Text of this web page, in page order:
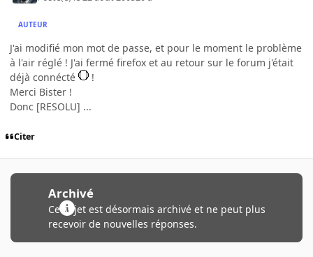
AUTEUR
J'ai modifié mon mot de passe, et pour le moment le problème
à l'air réglé ! J'ai fermé firefox et au retour sur le forum j'était
déjà connécté
!
Merci Bister !
Donc [RESOLU] ...
Citer
Archivé
Ce sujet est désormais archivé et ne peut plus
recevoir de nouvelles réponses.